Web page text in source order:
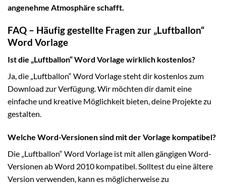
angenehme Atmosphäre schafft.
FAQ – Häufig gestellte Fragen zur „Luftballon“
Word Vorlage
Ist die „Luftballon“ Word Vorlage wirklich kostenlos?
Ja, die „Luftballon“ Word Vorlage steht dir kostenlos zum
Download zur Verfügung. Wir möchten dir damit eine
einfache und kreative Möglichkeit bieten, deine Projekte zu
gestalten.
Welche Word-Versionen sind mit der Vorlage kompatibel?
Die „Luftballon“ Word Vorlage ist mit allen gängigen Word-
Versionen ab Word 2010 kompatibel. Solltest du eine ältere
Version verwenden, kann es möglicherweise zu